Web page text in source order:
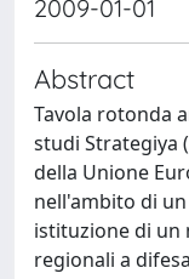
2009-01-01
Abstract
Tavola rotonda
studi Strategiya
della Unione
nell'ambito di
istituzione di un
regionali a